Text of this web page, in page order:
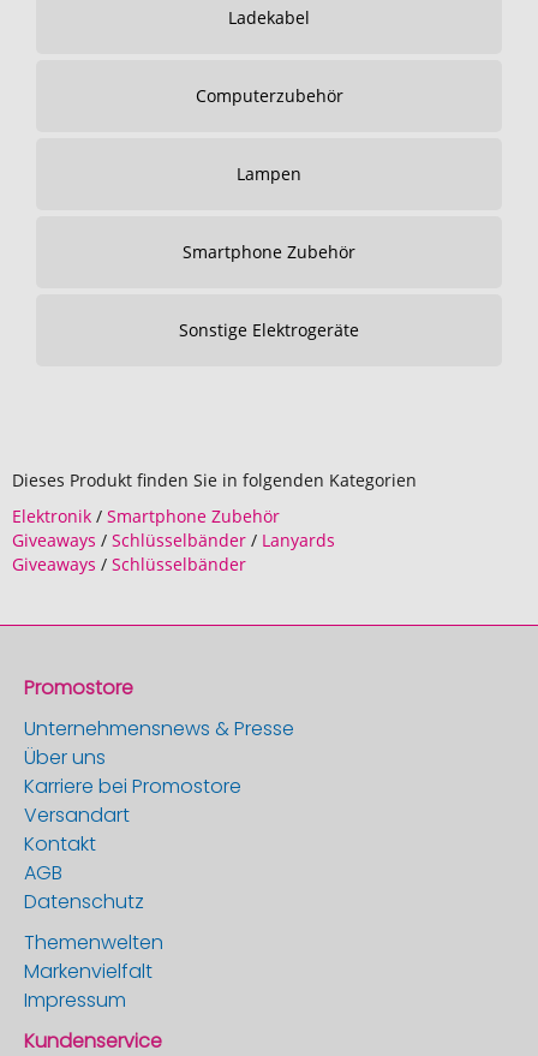
Ladekabel
Computerzubehör
Lampen
Smartphone Zubehör
Sonstige Elektrogeräte
Dieses Produkt finden Sie in folgenden Kategorien
Elektronik / Smartphone Zubehör
Giveaways / Schlüsselbänder / Lanyards
Giveaways / Schlüsselbänder
Promostore
Unternehmensnews & Presse
Über uns
Karriere bei Promostore
Versandart
Kontakt
AGB
Datenschutz
Themenwelten
Markenvielfalt
Impressum
Kundenservice